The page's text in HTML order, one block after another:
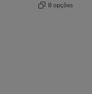
8 opções